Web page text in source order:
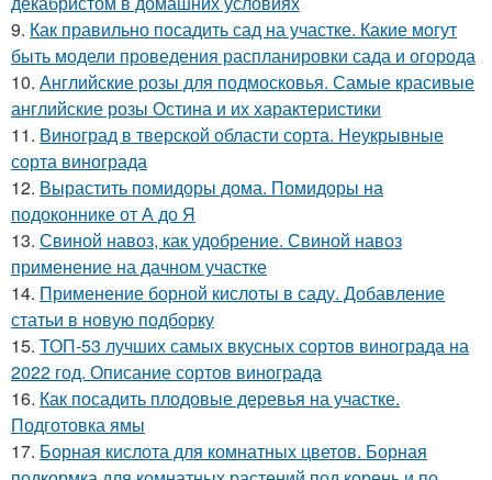
9. Как правильно посадить сад на участке. Какие могут
быть модели проведения распланировки сада и огорода
10. Английские розы для подмосковья. Самые красивые
английские розы Остина и их характеристики
11. Виноград в тверской области сорта. Неукрывные
сорта винограда
12. Вырастить помидоры дома. Помидоры на
подоконнике от А до Я
13. Свиной навоз, как удобрение. Свиной навоз
применение на дачном участке
14. Применение борной кислоты в саду. Добавление
статьи в новую подборку
15. ТОП-53 лучших самых вкусных сортов винограда на
2022 год. Описание сортов винограда
16. Как посадить плодовые деревья на участке.
Подготовка ямы
17. Борная кислота для комнатных цветов. Борная